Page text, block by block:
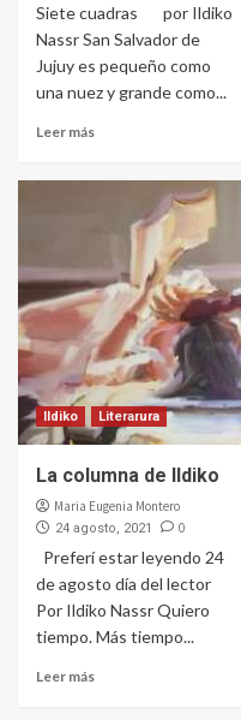
Siete cuadras por Ildiko
Nassr San Salvador de
Jujuy es pequeño como
una nuez y grande como...
Leer más
Ildiko Literarura
La columna de Ildiko
Maria Eugenia Montero
24 agosto, 2021 0
Preferí estar leyendo 24
de agosto día del lector
Por Ildiko Nassr Quiero
tiempo. Más tiempo...
Leer más